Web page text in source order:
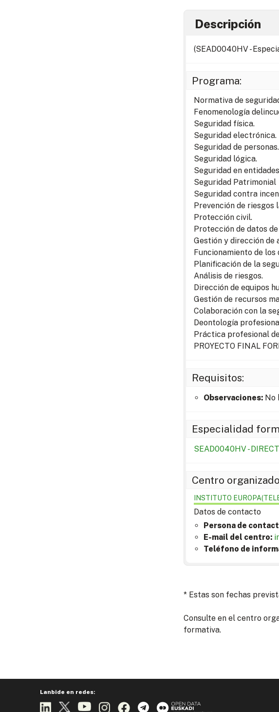
Descripción
(SEAD0040HV -
Programa:
Normativa de
Fenomenología
Seguridad física.
Seguridad electrónica.
Seguridad de personas.
Seguridad lógica.
Seguridad en
Seguridad Patrimonial
Seguridad contra
Prevención de riesgos
Protección civil.
Protección de datos
Gestión y dirección de
Funcionamiento de
Planificación de la
Análisis de riesgos.
Dirección de equipos
Gestión de recursos
Colaboración con la
Deontología
Práctica profesional
PROYECTO FINAL
Requisitos:
Observaciones: No
Especialidad
SEAD0040HV -
Centro
INSTITUTO
Datos de contacto
Persona de
E-mail del centro:
Teléfono de
* Estas son fechas
Consulte en el centro
formativa.
Lanbide en redes: